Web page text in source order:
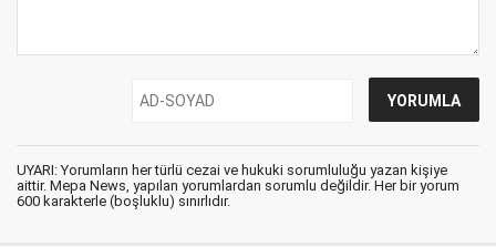
UYARI: Yorumların her türlü cezai ve hukuki sorumluluğu yazan kişiye
aittir. Mepa News, yapılan yorumlardan sorumlu değildir. Her bir yorum
600 karakterle (boşluklu) sınırlıdır.